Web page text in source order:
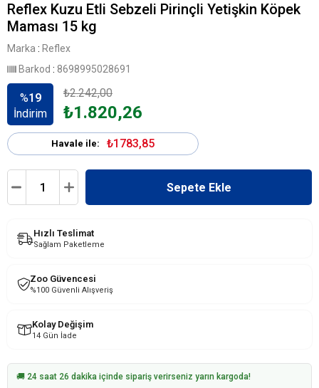
Reflex Kuzu Etli Sebzeli Pirinçli Yetişkin Köpek
Maması 15 kg
Marka : Reflex
Barkod : 8698995028691
%19
İndirim
₺2.242,00
₺1.820,26
Havale ile: ₺1783,85
Hızlı Teslimat
Sağlam Paketleme
Zoo Güvencesi
%100 Güvenli Alışveriş
Kolay Değişim
14 Gün İade
🚚 24 saat 26 dakika içinde sipariş verirseniz yarın kargoda!